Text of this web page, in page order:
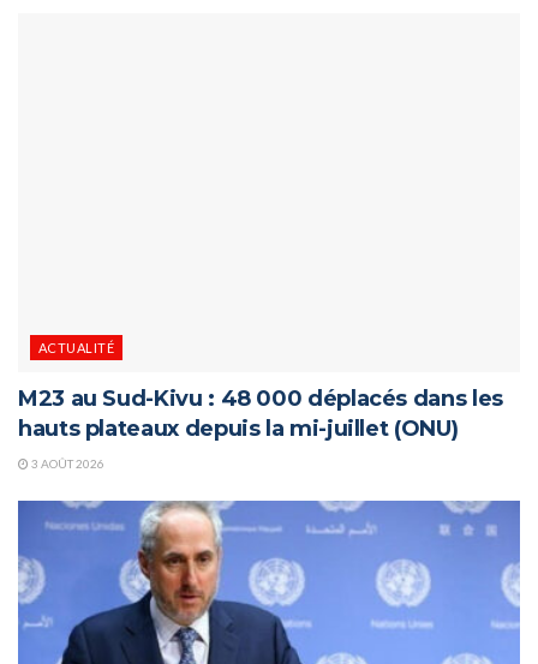
ACTUALITÉ
M23 au Sud-Kivu : 48 000 déplacés dans les
hauts plateaux depuis la mi-juillet (ONU)
3 AOÛT 2026